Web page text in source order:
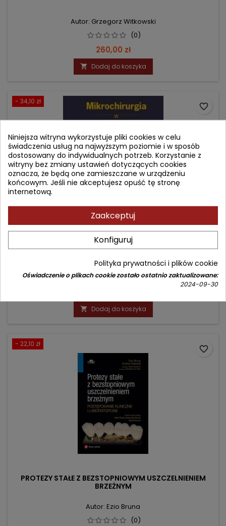
Autor: Grzegorz Witkowski
(0)
Cena
260,00 zł
 Dodaj do koszyka
- 34,10 zł
MIKROCHIRURGIA W ENDODONCJI
Autor: Syngcuk Kim
(0)
podstawowa
 Dodaj do koszyka
favorite_border
- 22,10 zł
PROTEZY STAŁE Z BEZSTOPNIOWYM USZCZELNIENIEM
BRZEŻNYM
Autor: Ezio Bruna
(0)
favorite_border
Niniejsza witryna wykorzystuje pliki cookies w celu
świadczenia usług na najwyższym poziomie i w sposób
dostosowany do indywidualnych potrzeb. Korzystanie z
witryny bez zmiany ustawień dotyczących cookies
oznacza, że będą one zamieszczane w urządzeniu
końcowym. Jeśli nie akceptujesz opuść tę stronę
internetową.
Zaakceptuj
Konfiguruj
Polityka prywatności i plików cookie
Oświadczenie o plikach cookie zostało ostatnio zaktualizowane:
2024-09-30